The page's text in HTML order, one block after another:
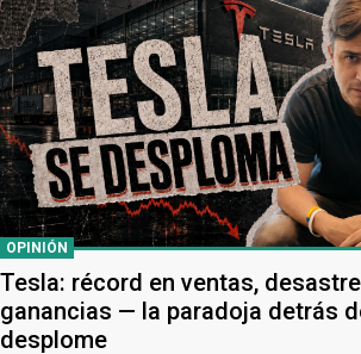
OPINIÓN
Tesla: récord en ventas,
ganancias — la paradoja detrás
desplome